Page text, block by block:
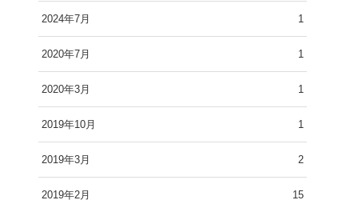
2024年7月 1
2020年7月 1
2020年3月 1
2019年10月 1
2019年3月 2
2019年2月 15